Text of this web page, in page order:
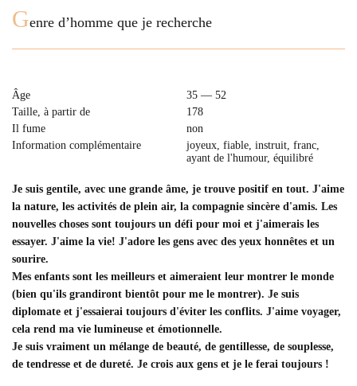
Genre d’homme que je recherche
Âge
35 — 52
Taille, à partir de
178
Il fume
non
Information complémentaire
joyeux, fiable, instruit, franc,
ayant de l'humour, équilibré
Je suis gentile, avec une grande âme, je trouve positif en tout. J'aime
la nature, les activités de plein air, la compagnie sincère d'amis. Les
nouvelles choses sont toujours un défi pour moi et j'aimerais les
essayer. J'aime la vie! J'adore les gens avec des yeux honnêtes et un
sourire.
Mes enfants sont les meilleurs et aimeraient leur montrer le monde
(bien qu'ils grandiront bientôt pour me le montrer). Je suis
diplomate et j'essaierai toujours d'éviter les conflits. J'aime voyager,
cela rend ma vie lumineuse et émotionnelle.
Je suis vraiment un mélange de beauté, de gentillesse, de souplesse,
de tendresse et de dureté. Je crois aux gens et je le ferai toujours !